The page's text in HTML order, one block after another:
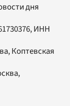
дня
ИНН
Коптевская
,